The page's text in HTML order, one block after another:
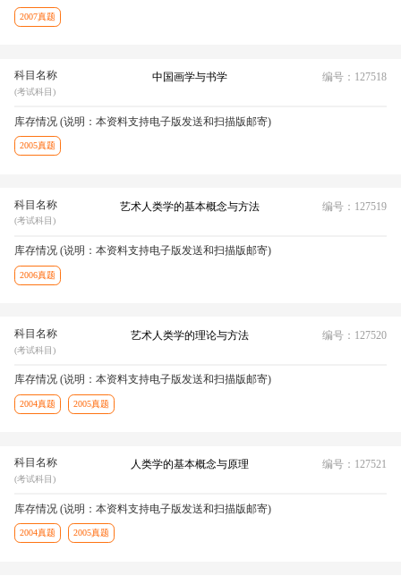
2007真题
科目名称
(考试科目)
中国画学与书学 编号：127518
库存情况 (说明：本资料支持电子版发送和扫描版邮寄)
2005真题
科目名称
(考试科目)
艺术人类学的基本概念与方法 编号：127519
库存情况 (说明：本资料支持电子版发送和扫描版邮寄)
2006真题
科目名称
(考试科目)
艺术人类学的理论与方法 编号：127520
库存情况 (说明：本资料支持电子版发送和扫描版邮寄)
2004真题 2005真题
科目名称
(考试科目)
人类学的基本概念与原理 编号：127521
库存情况 (说明：本资料支持电子版发送和扫描版邮寄)
2004真题 2005真题